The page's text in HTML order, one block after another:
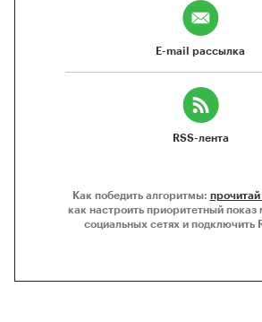
E-mail рассылка
RSS-лента
Как победить алгоритмы:
как настроить приоритетный показ
социальных сетях и подключить